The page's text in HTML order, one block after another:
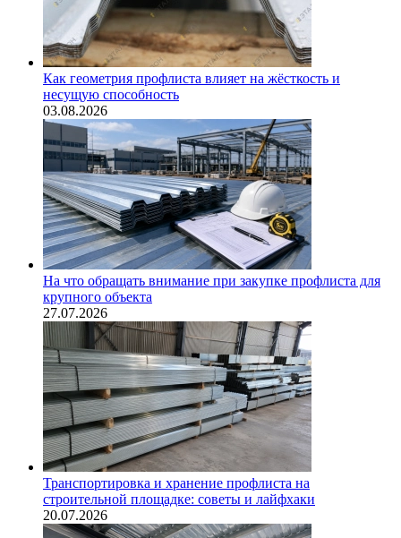
Как геометрия профлиста влияет на жёсткость и
несущую способность
03.08.2026
На что обращать внимание при закупке профлиста для
крупного объекта
27.07.2026
Транспортировка и хранение профлиста на
строительной площадке: советы и лайфхаки
20.07.2026